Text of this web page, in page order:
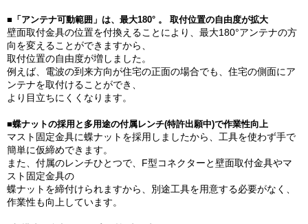
■「アンテナ可動範囲」は、最大180° 。 取付位置の自由度が拡大
壁面取付金具の位置を付換えることにより、最大180°アンテナの方
向を変えることができますから、
取付位置の自由度が増しました。
例えば、電波の到来方向が住宅の正面の場合でも、住宅の側面にア
ンテナを取付けることができ、
より目立ちにくくなります。
■蝶ナットの採用と多用途の付属レンチ(特許出願中)で作業性向上
マスト固定金具に蝶ナットを採用しましたから、工具を使わず手で
簡単に仮締めできます。
また、付属のレンチひとつで、F型コネクターと壁面取付金具やマ
スト固定金具の
蝶ナットを締付けられますから、別途工具を用意する必要がなく、
作業性も向上しています。